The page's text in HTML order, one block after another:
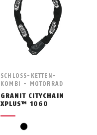
SCHLOSS-KETTEN-
KOMBI - MOTORRAD
GRANIT CITYCHAIN
XPLUS™ 1060
black